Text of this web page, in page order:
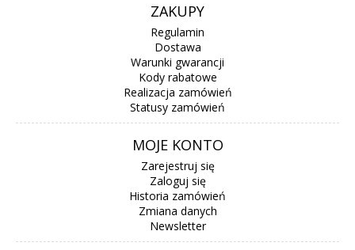
ZAKUPY
Regulamin
Dostawa
Warunki gwarancji
Kody rabatowe
Realizacja zamówień
Statusy zamówień
MOJE KONTO
Zarejestruj się
Zaloguj się
Historia zamówień
Zmiana danych
Newsletter